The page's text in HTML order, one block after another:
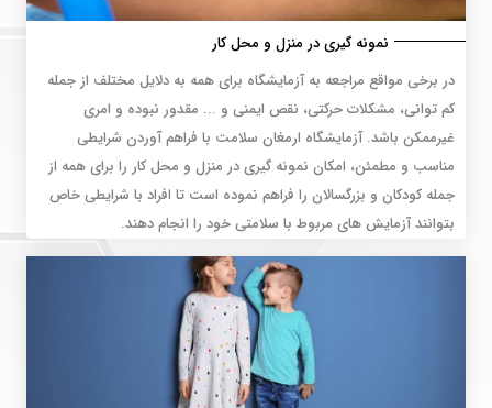
نمونه گیری در منزل و محل کار
در برخی مواقع مراجعه به آزمایشگاه برای همه به دلایل مختلف از جمله
کم توانی، مشکلات حرکتی، نقص ایمنی و ... مقدور نبوده و امری
غیرممکن باشد. آزمایشگاه ارمغان سلامت با فراهم آوردن شرایطی
مناسب و مطمئن، امکان نمونه گیری در منزل و محل کار را برای همه از
جمله کودکان و بزرگسالان را فراهم نموده است تا افراد با شرایطی خاص
بتوانند آزمایش های مربوط با سلامتی خود را انجام دهند.